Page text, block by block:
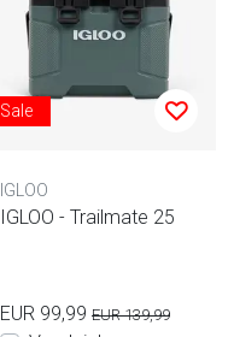
Sale
IGLOO
IGLOO - Trailmate 25
EUR 99,99 EUR 139,99